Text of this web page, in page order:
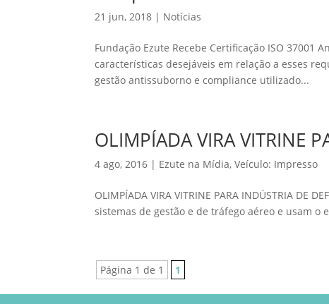
21 jun, 2018 | Notícias
Fundação Ezute Recebe Certificação ISO 37001
características desejáveis em relação a esses
gestão antissuborno e compliance utilizado...
OLIMPÍADA VIRA VITRINE
4 ago, 2016 | Ezute na Mídia,Veículo: Impresso
OLIMPÍADA VIRA VITRINE PARA INDÚSTRIA
sistemas de gestão e de tráfego aéreo e usam o
Página 1 de 1 1